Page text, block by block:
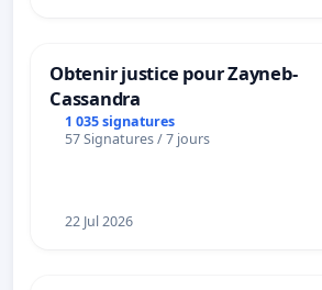
Obtenir justice pour Zayneb-
Cassandra
1 035 signatures
57 Signatures / 7 jours
22 Jul 2026